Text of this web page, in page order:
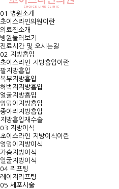
01
병원소개
초이스라인의원이란
의료진소개
병원둘러보기
진료시간 및 오시는길
02 지방흡입
초이스라인 지방흡입이란
팔지방흡입
복부지방흡입
허벅지지방흡입
얼굴지방흡입
엉덩이지방흡입
종아리지방흡입
지방흡입재수술
03 지방이식
초이스라인 지방이식이란
엉덩이지방이식
가슴지방이식
얼굴지방이식
04 리프팅
레이저리프팅
05 세포시술